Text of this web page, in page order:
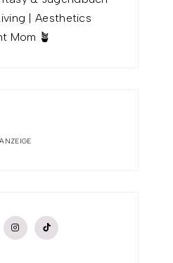
| Aesthetics
Mom 🪴
ANZEIGE